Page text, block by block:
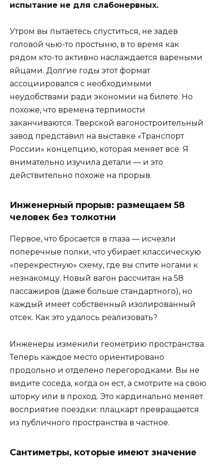
испытание не для слабонервных.
Утром вы пытаетесь спуститься, не задев
головой чью-то простыню, в то время как
рядом кто-то активно наслаждается вареными
яйцами. Долгие годы этот формат
ассоциировался с необходимыми
неудобствами ради экономии на билете. Но
похоже, что времена терпимости
заканчиваются. Тверской вагоностроительный
завод представил на выставке «Транспорт
России» концепцию, которая меняет всё. Я
внимательно изучила детали — и это
действительно похоже на прорыв.
Инженерный прорыв: размещаем 58
человек без толкотни
Первое, что бросается в глаза — исчезли
поперечные полки, что убирает классическую
«перекрестную» схему, где вы спите ногами к
незнакомцу. Новый вагон рассчитан на 58
пассажиров (даже больше стандартного), но
каждый имеет собственный изолированный
отсек. Как это удалось реализовать?
Инженеры изменили геометрию пространства.
Теперь каждое место ориентировано
продольно и отделено перегородками. Вы не
видите соседа, когда он ест, а смотрите на свою
шторку или в проход. Это кардинально меняет
восприятие поездки: плацкарт превращается
из публичного пространства в частное.
Сантиметры, которые имеют значение